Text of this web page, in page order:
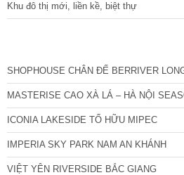
Khu đô thị mới, liền kề, biệt thự
SHOPHOUSE CHÂN ĐẾ BERRIVER
MASTERISE CAO XÀ LÁ – HÀ NỘI
ICONIA LAKESIDE TỐ HỮU MIPEC
IMPERIA SKY PARK NAM AN KHÁNH
VIỆT YÊN RIVERSIDE BẮC GIANG